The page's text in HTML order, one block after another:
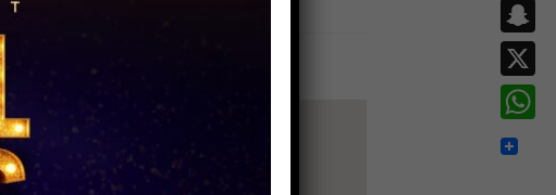
Pinterest
Snapchat
X